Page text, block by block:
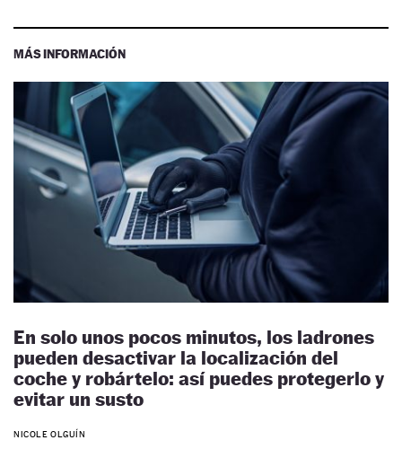
MÁS INFORMACIÓN
En solo unos pocos minutos, los ladrones
pueden desactivar la localización del
coche y robártelo: así puedes protegerlo y
evitar un susto
NICOLE OLGUÍN